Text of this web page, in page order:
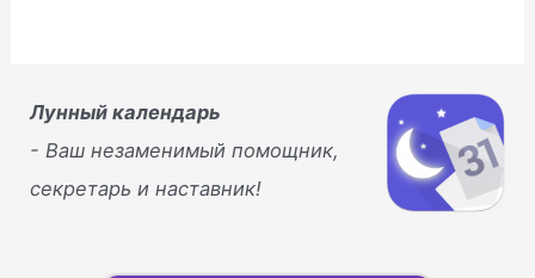
Лунный календарь
- Ваш незаменимый помощник,
секретарь и наставник!